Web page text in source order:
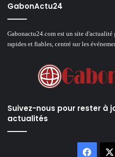
GabonActu24
Gabonactu24.com est un site
rapides et fiables, centré sur les
Suivez-nous pour rester à
actualités